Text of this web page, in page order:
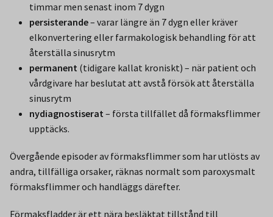
timmar men senast inom 7 dygn
persisterande– varar längre än 7 dygn eller kräver
elkonvertering eller farmakologisk behandling för att
återställa sinusrytm
permanent (tidigare kallat kroniskt) – när patient och
vårdgivare har beslutat att avstå försök att återställa
sinusrytm
nydiagnostiserat – första tillfället då förmaksflimmer
upptäcks.
Övergående episoder av förmaksflimmer som har utlösts av
andra, tillfälliga orsaker, räknas normalt som paroxysmalt
förmaksflimmer och handläggs därefter.
Förmaksfladder är ett nära besläktat tillstånd till